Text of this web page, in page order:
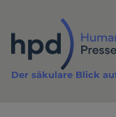
Inhalt
Der säkulare Blick